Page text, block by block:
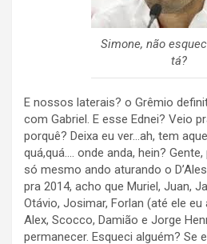
Simone, não
tá?
E nossos laterais? o Grêmio
com Gabriel. E esse Ednei? Veio
porquê? Deixa eu ver…ah, tem
quá,quá…. onde anda, hein?
só mesmo ando aturando o
pra 2014, acho que Muriel, Juan,
Otávio, Josimar, Forlan (até ele
Alex, Scocco, Damião e Jorge
permanecer. Esqueci alguém? Se